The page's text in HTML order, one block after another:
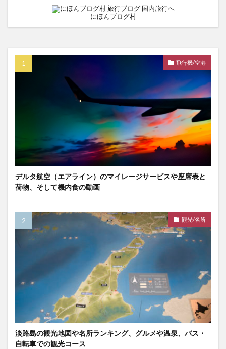
にほんブログ村
飛行機/空港
デルタ航空（エアライン）のマイレージサービスや座席表と
荷物、そして機内食の動画
観光/名所
淡路島の観光地図や名所ランキング、グルメや温泉、バス・
自転車での観光コース